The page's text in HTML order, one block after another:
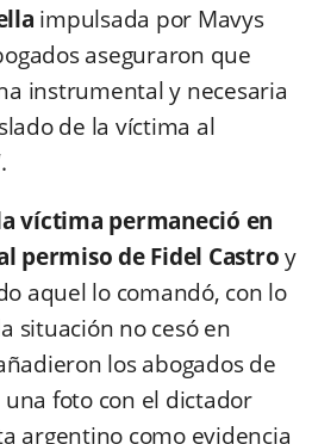
impulsada por Mavys
aseguraron que
instrumental y necesaria
de la víctima al
víctima permaneció en
permiso de Fidel Castroy
aquel lo comandó, con lo
situación no cesó en
los abogados de
foto con el dictador
argentino como evidencia